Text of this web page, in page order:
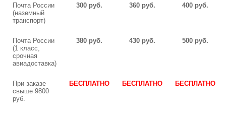
Почта России
(наземный
транспорт)
300 руб. 360 руб. 400 руб.
Почта России
(1 класс,
срочная
авиадоставка)
380 руб. 430 руб. 500 руб.
При заказе
свыше 9800
руб.
БЕСПЛАТНО БЕСПЛАТНО БЕСПЛАТНО